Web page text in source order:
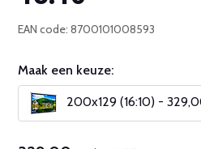
EAN code: 8700101008593
Maak een keuze:
200x129 (16:10) -